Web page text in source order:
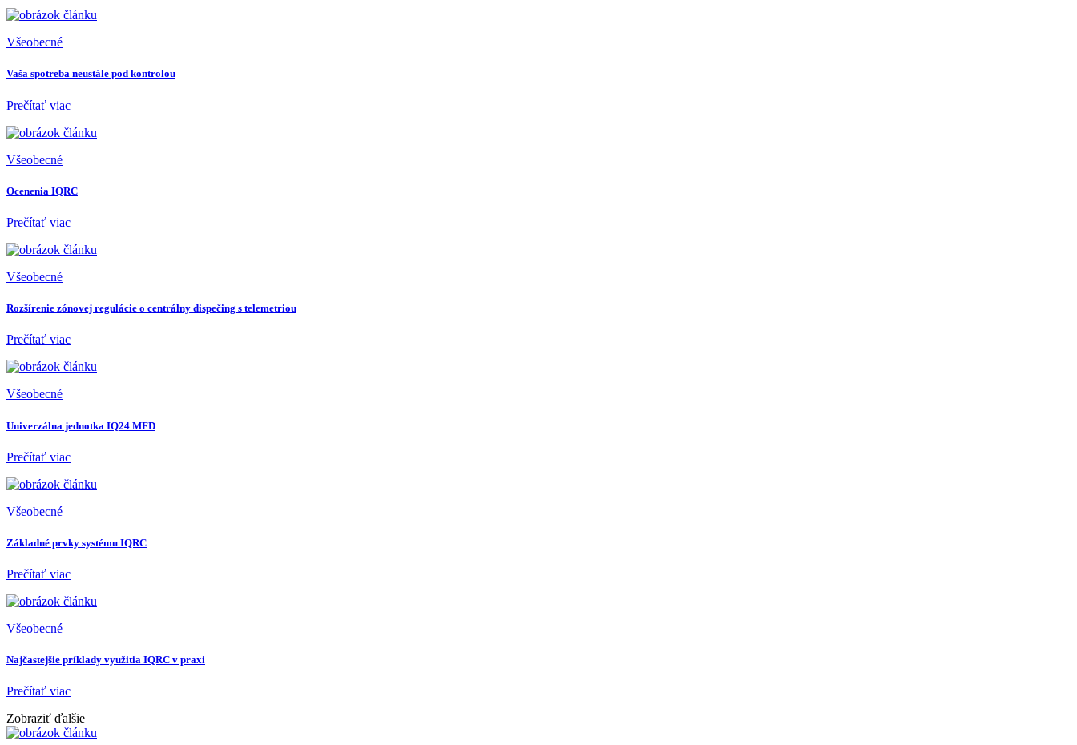
Všeobecné
Vaša spotreba neustále pod kontrolou
Prečítať viac
Všeobecné
Ocenenia IQRC
Prečítať viac
Všeobecné
Rozšírenie zónovej regulácie o centrálny dispečing s telemetriou
Prečítať viac
Všeobecné
Univerzálna jednotka IQ24 MFD
Prečítať viac
Všeobecné
Základné prvky systému IQRC
Prečítať viac
Všeobecné
Najčastejšie príklady využitia IQRC v praxi
Prečítať viac
Zobraziť ďalšie